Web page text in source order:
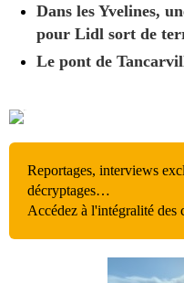
Dans les Yvelines,
pour Lidl sort de
Le pont de
Reportages, interviews
décryptages…
Accédez à l'intégralité des